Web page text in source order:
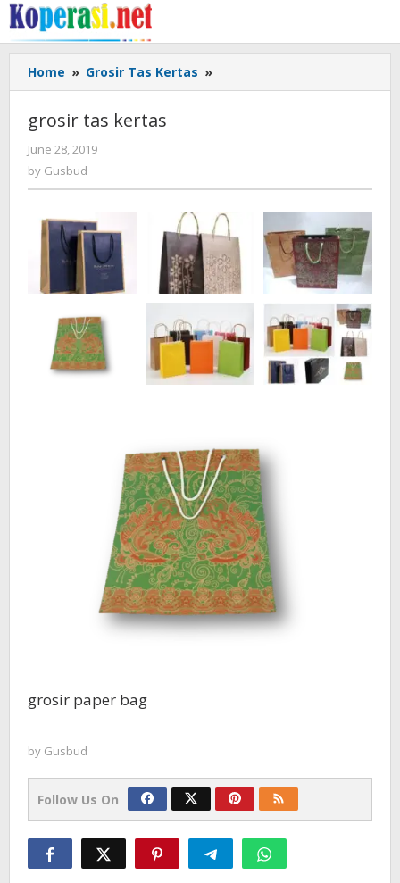
Skip
to
content
Home » Grosir Tas Kertas »
tas
grosir tas kertas
June 28, 2019
by Gusbud
grosir paper bag
by Gusbud
Follow Us On